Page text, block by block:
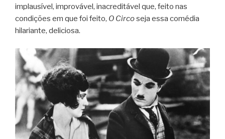
implausível, improvável, inacreditável que, feito nas
condições em que foi feito, O Circoseja essa comédia
hilariante, deliciosa.